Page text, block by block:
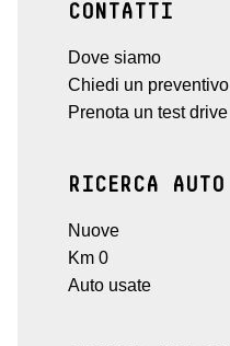
CONTATTI
Dove siamo
Chiedi un preventivo
Prenota un test drive
RICERCA AUTO
Nuove
Km 0
Auto usate